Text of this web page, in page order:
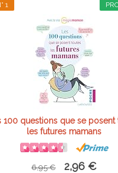
1
100 questions que se posent
les futures mamans
6,95 € 2,96 €